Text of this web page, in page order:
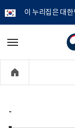
이 누리집은 대
메
기
-